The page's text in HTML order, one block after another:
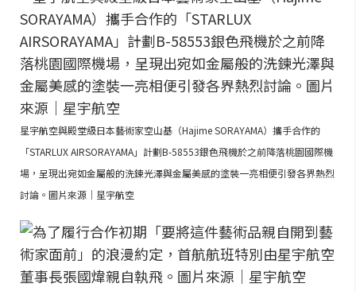
星宇航空與殿堂級日本藝術家空山基（Hajime SORAYAMA）攜手合作的
「STARLUX AIRSORAYAMA」計劃B-58553銀色飛機於之前降落桃園國際機
場，呈現出宛如金屬般的洗鍊光澤與金屬美感的塗裝一亮相便引發各界熱烈
討論。圖片來源｜星宇航空